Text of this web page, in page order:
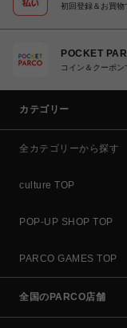
初回登録＆お買
POCKET
コイン＆クーポ
カテゴリー
全カテゴリーから探す
culture TOP
POP-UP SHOP TOP
PARCO GAMES TOP
全国のPARCO店舗